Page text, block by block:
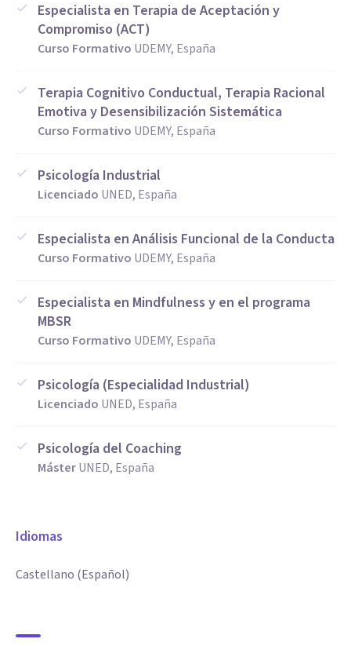
Especialista en Terapia de Aceptación y
Compromiso (ACT)
Curso Formativo UDEMY, España
Terapia Cognitivo Conductual, Terapia Racional
Emotiva y Desensibilización Sistemática
Curso Formativo UDEMY, España
Psicología Industrial
Licenciado UNED, España
Especialista en Análisis Funcional de la Conducta
Curso Formativo UDEMY, España
Especialista en Mindfulness y en el programa
MBSR
Curso Formativo UDEMY, España
Psicología (Especialidad Industrial)
Licenciado UNED, España
Psicología del Coaching
MásterUNED, España
Idiomas
Castellano (Español)